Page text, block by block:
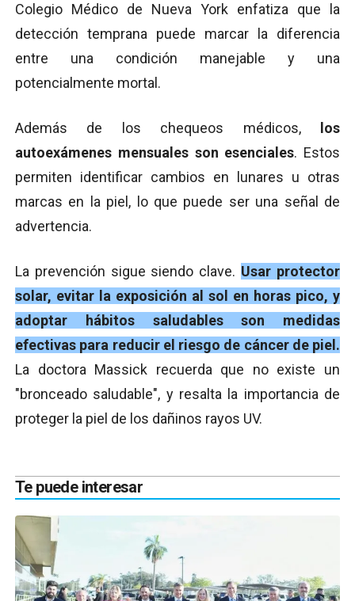
Colegio Médico de Nueva York enfatiza que la
detección temprana puede marcar la diferencia
entre una condición manejable y una
potencialmente mortal.
Además de los chequeos médicos,
los
autoexámenes mensuales son esenciales. Estos
permiten identificar cambios en lunares u otras
marcas en la piel, lo que puede ser una señal de
advertencia.
La prevención sigue siendo clave. Usar protector
solar, evitar la exposición al sol en horas pico, y
adoptar hábitos saludables son medidas
efectivas para reducir el riesgo de cáncer de piel.
La doctora Massick recuerda que no existe un
"bronceado saludable", y resalta la importancia de
proteger la piel de los dañinos rayos UV.
Te puede interesar